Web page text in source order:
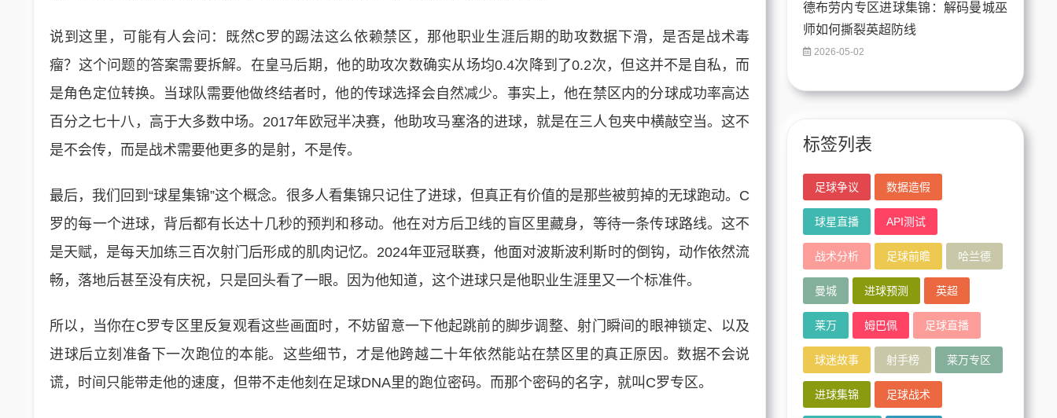
说到这里，可能有人会问：既然C罗的踢法这么依赖禁区，那他职业生涯后期的助攻数据下滑，是否是战术毒
瘤？这个问题的答案需要拆解。在皇马后期，他的助攻次数确实从场均0.4次降到了0.2次，但这并不是自私，而
是角色定位转换。当球队需要他做终结者时，他的传球选择会自然减少。事实上，他在禁区内的分球成功率高达
百分之七十八，高于大多数中场。2017年欧冠半决赛，他助攻马塞洛的进球，就是在三人包夹中横敲空当。这不
是不会传，而是战术需要他更多的是射，不是传。
最后，我们回到“球星集锦”这个概念。很多人看集锦只记住了进球，但真正有价值的是那些被剪掉的无球跑动。C
罗的每一个进球，背后都有长达十几秒的预判和移动。他在对方后卫线的盲区里藏身，等待一条传球路线。这不
是天赋，是每天加练三百次射门后形成的肌肉记忆。2024年亚冠联赛，他面对波斯波利斯时的倒钩，动作依然流
畅，落地后甚至没有庆祝，只是回头看了一眼。因为他知道，这个进球只是他职业生涯里又一个标准件。
所以，当你在C罗专区里反复观看这些画面时，不妨留意一下他起跳前的脚步调整、射门瞬间的眼神锁定、以及
进球后立刻准备下一次跑位的本能。这些细节，才是他跨越二十年依然能站在禁区里的真正原因。数据不会说
谎，时间只能带走他的速度，但带不走他刻在足球DNA里的跑位密码。而那个密码的名字，就叫C罗专区。
德布劳内专区进球集锦：解码曼城巫
师如何撕裂英超防线
2026-05-02
标签列表
足球争议 数据造假
球星直播 API测试
战术分析 足球前瞻 哈兰德
曼城 进球预测 英超
莱万 姆巴佩 足球直播
球迷故事 射手榜 莱万专区
进球集锦 足球战术